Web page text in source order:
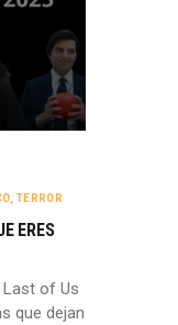
,TERROR
ERES
Last of Us
que dejan